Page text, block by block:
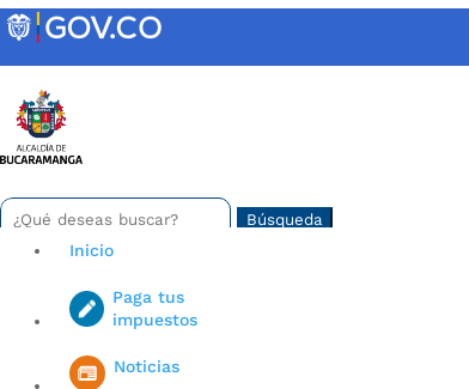
Skip
to
Buscar:
Search
for...
Iniciar sesión en gov co
Inicio
Paga tus
impuestos
Noticias